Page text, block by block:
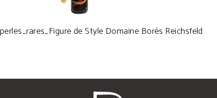
perles_rares_Figure de Style Domaine Borès Reichsfeld